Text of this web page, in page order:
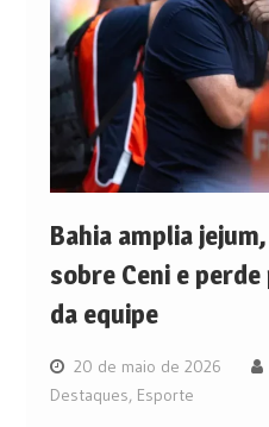
Bahia amplia
sobre Ceni e
da equipe
20 de maio de 2026
Destaques, Esporte